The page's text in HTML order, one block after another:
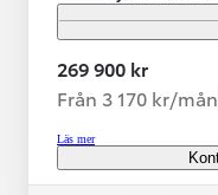
269 900 kr
Från 3 170 kr/mån
Läs mer